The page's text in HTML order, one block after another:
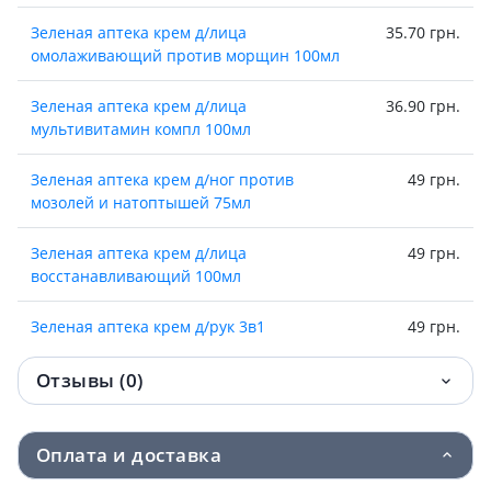
Зеленая аптека крем д/лица
омолаживающий против морщин 100мл
35.70 грн.
Зеленая аптека крем д/лица
мультивитамин компл 100мл
36.90 грн.
Зеленая аптека крем д/ног против
мозолей и натоптышей 75мл
49 грн.
Зеленая аптека крем д/лица
восстанавливающий 100мл
49 грн.
Зеленая аптека крем д/рук 3в1
49 грн.
Зеленая аптека крем д/рук 3в1 новая
51 грн.
Зеленая аптека крем д/рук и ногтей алоэ
51.80 грн.
Отзывы (0)
Оплата и доставка